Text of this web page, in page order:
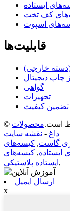
ایستاده
کف تخت
اسپوت
قابلیت‌ها
خارجی)
چاپ دیجیتال
گواهی
تجهیزات
تضمین کیفیت
محصولات
داغ - نقشه سایت
گاست, کیسه‌های
ایستاده, کیسه‌های
ایستاده پلاستیکی ,
ارسال ایمیل
x